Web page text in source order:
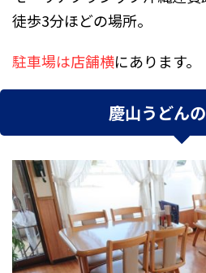
徒歩3分ほどの場所。
駐車場は店舗横にあります。
慶山うどん